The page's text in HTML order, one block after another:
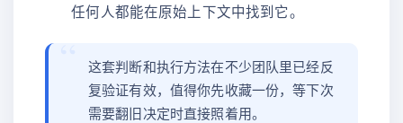
任何人都能在原始上下文中找到它。
这套判断和执行方法在不少团队里已经反
复验证有效，值得你先收藏一份，等下次
需要翻旧决定时直接照着用。